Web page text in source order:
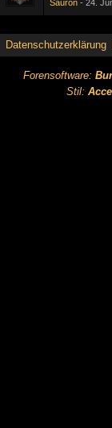
Sauron 24.
Datenschutzerklärung
Forensoftware:
Stil: